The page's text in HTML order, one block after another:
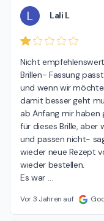
L Lali L
Nicht
Brillen- Fassung
und wenn wir
damit besser geht
ab Anfang mir haben
für dieses Brille, aber
und passen nicht-
wieder neue Rezept
wieder bestellen.
Es war …
Vor 3 Jahren auf